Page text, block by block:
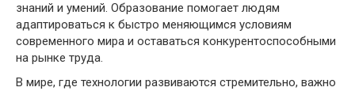
знаний и умений. Образование помогает людям
адаптироваться к быстро меняющимся условиям
современного мира и оставаться конкурентоспособными
на рынке труда.
В мире, где технологии развиваются стремительно, важно